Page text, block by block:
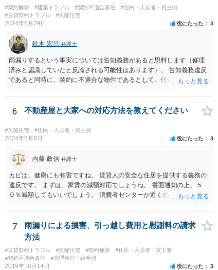
#契約解除 #建築トラブル #契約不適合責任
#住民・入居者・買主側
#賃貸契約トラブル
#欠陥住宅
2024年6月29日 役にたった 3
鈴木 宏昌 弁護士
雨漏りするという事実については告知義務があると思料します（修理
済みと認識していたと反論される可能性はあります）。 告知義務違反
であると同時に、契約に不適合な物件であるとして、代金（賃料）減
4条）。 お店の営業内容や雨漏りの程度も関係するため、具体的事情
を把握できる資料等を以て弁護士に相談することをお勧めいたしま
6 不動産屋と大家への対応方法を教えてください
#欠陥住宅 #住民・入居者・買主側
2024年5月8日 役にたった 3
内藤 政信 弁護士
カビは、健康にも有害ですね。 賃貸人の安全な住居を提供する義務の
違反です。 まずは、家賃の減額対応でしょうね。 書面通知の上、５
０％減額してもいいでしょう。 消費者センターか近くの弁護士に相談
7
雨漏りによる損害、引っ越し費用と慰謝料の請求
方法
#賃貸契約トラブル #欠陥住宅 #契約解除
#住民・入居者・買主側
#契約不適合責任
#管理会社・組合側
2019年10月14日 役にたった 3